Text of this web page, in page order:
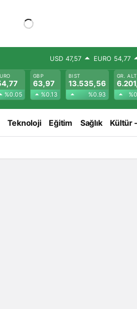
USD 47,57 EURO 54,77
%0.05
GBP
63,97
%0.13
BIST
13.535,56
%0.93
GR.
Teknoloji Eğitim Sağlık Kültür